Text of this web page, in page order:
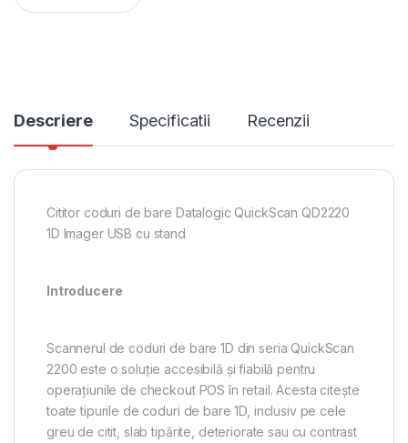
Descriere Specificatii Recenzii
Cititor coduri de bare Datalogic QuickScan QD2220
1D Imager USB cu stand
Introducere
Scannerul de coduri de bare 1D din seria QuickScan
2200 este o soluție accesibilă și fiabilă pentru
operațiunile de checkout POS în retail. Acesta citește
toate tipurile de coduri de bare 1D, inclusiv pe cele
greu de citit, slab tipărite, deteriorate sau cu contrast